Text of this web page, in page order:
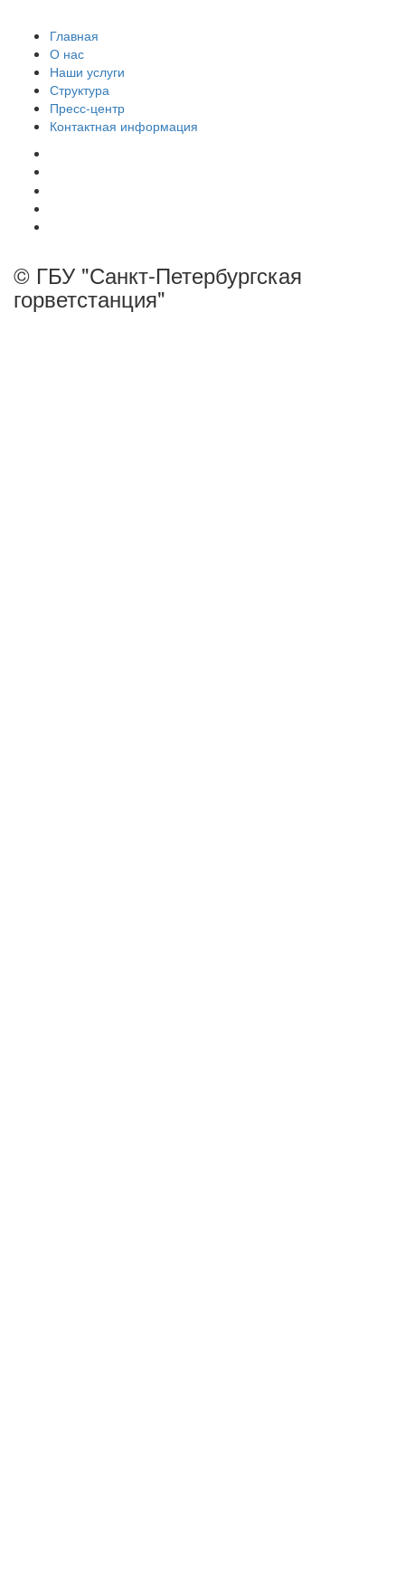
Главная
О нас
Наши услуги
Структура
Пресс-центр
Контактная информация
© ГБУ "Санкт-Петербургская
горветстанция"